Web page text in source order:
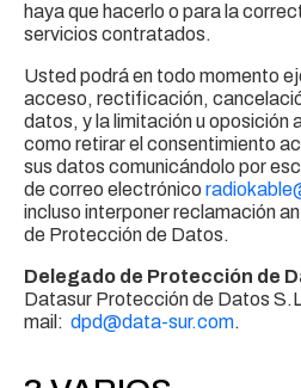
haya que hacerlo o para la
servicios contratados.
Usted podrá en todo momento
acceso, rectificación,
datos, y la limitación u oposición
como retirar el consentimiento
sus datos comunicándolo por
de correo electrónico
incluso interponer reclamación
de Protección de Datos.
Delegado de Protección de
Datasur Protección de Datos
mail: dpd@data-sur.com.